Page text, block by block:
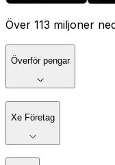
Över 113 miljoner
Överför pengar
Xe Företag